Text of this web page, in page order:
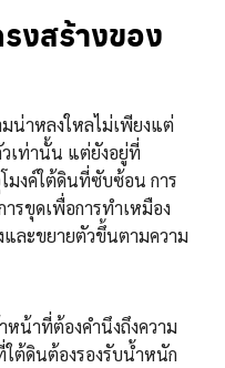
งสร้างของ
น่าหลงใหลไม่เพียงแต่
เท่านั้น แต่ยังอยู่ที่
มงค์ใต้ดินที่ซับซ้อน การ
รขุดเพื่อการทำเหมือง
ละขยายตัวขึ้นตามความ
น้าที่ต้องคำนึงถึงความ
ใต้ดินต้องรองรับน้ำหนัก